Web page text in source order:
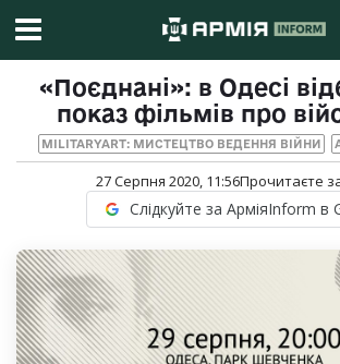
«Поєднані»: в Одесі
показ фільмів про
MILITARYART: МИСТЕЦТВО ВЕДЕННЯ ВІЙНИ
27 Серпня 2020, 11:56Прочитаєте
Слідкуйте за АрміяInform в